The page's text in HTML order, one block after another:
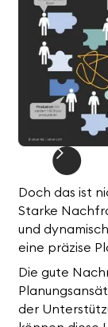
Doch das ist
Starke
und
eine präzise
Die gute
der